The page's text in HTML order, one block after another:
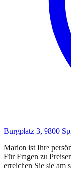
Burgplatz 3, 9800
Marion ist Ihre
Für Fragen zu
erreichen Sie sie am